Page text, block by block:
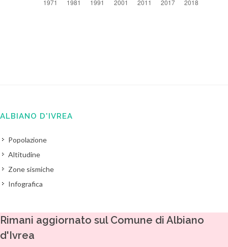
ALBIANO D'IVREA
Popolazione
Altitudine
Zone sismiche
Infografica
Rimani aggiornato sul Comune di Albiano
d'Ivrea